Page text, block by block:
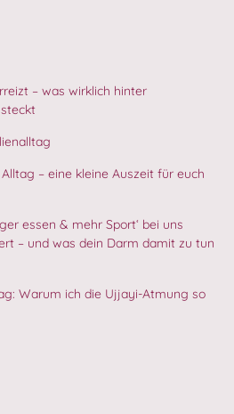
– was wirklich hinter
– eine kleine Auszeit für euch
essen & mehr Sport‘ bei uns
– und was dein Darm damit zu tun
Warum ich die Ujjayi-Atmung so